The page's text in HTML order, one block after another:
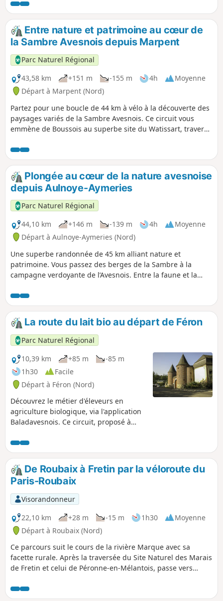
Entre nature et patrimoine au cœur de
la Sambre Avesnois depuis Marpent
Parc Naturel Régional
43,58 km
+151 m -155 m 4h
Moyenne
Départ à Marpent (Nord)
Partez pour une boucle de 44 km à vélo à la découverte des
paysages variés de la Sambre Avesnois. Ce circuit vous
emmène de Boussois au superbe site du Watissart, traverse
ensuite l’aérodrome de la Salmagne avant de profiter du
calme apaisant du chemin de halage. Une escapade idéale
mêlant nature, patrimoine industriel et plaisir de la balade.
Plongée au cœur de la nature avesnoise
depuis Aulnoye-Aymeries
Parc Naturel Régional
44,10 km
+146 m -139 m 4h
Moyenne
Départ à Aulnoye-Aymeries (Nord)
Une superbe randonnée de 45 km alliant nature et
patrimoine. Vous passez des berges de la Sambre à la
campagne verdoyante de l’Avesnois. Entre la faune et la
bonne bouffée d’oxygène !
La route du lait bio au départ de Féron
Parc Naturel Régional
10,39 km
+85 m
-85 m
1h30
Facile
Départ à Féron (Nord)
Découvrez le métier d'éleveurs en
agriculture biologique, via l'application
Baladavesnois. Ce circuit, proposé à
peut également être effectué à pied.
Nous vous proposons 4 points d'arrêts
pour vous délivrer des explications sur
la biodiversité, l'eau, l'élevage bovin, la
fabrication du Maroilles. Quelques
panneaux, implantés le long du
parcours, compléteront également les
explications du parcours numérique.
De Roubaix à Fretin par la véloroute du
Paris-Roubaix
Visorandonneur
22,10 km
+28 m -15 m 1h30
Moyenne
Départ à Roubaix (Nord)
Ce parcours suit le cours de la rivière Marque avec sa
facette rurale. Après la traversée du Site Naturel des Marais
de Fretin et celui de Péronne-en-Mélantois, passe vers
jusqu’au mythique Vélodrome de Roubaix et au Canal de